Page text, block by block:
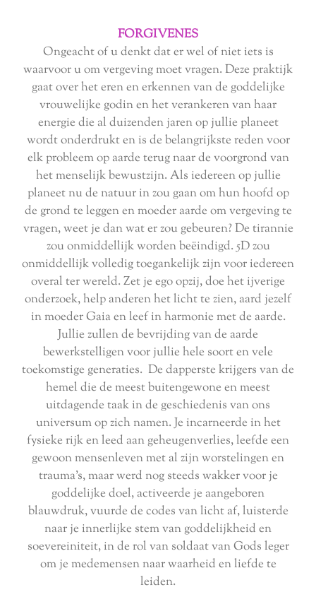
FORGIVENES
Ongeacht of u denkt dat er wel of niet iets is
waarvoor u om vergeving moet vragen. Deze praktijk
gaat over het eren en erkennen van de goddelijke
vrouwelijke godin en het verankeren van haar
energie die al duizenden jaren op jullie planeet
wordt onderdrukt en is de belangrijkste reden voor
elk probleem op aarde terug naar de voorgrond van
het menselijk bewustzijn. Als iedereen op jullie
planeet nu de natuur in zou gaan om hun hoofd op
de grond te leggen en moeder aarde om vergeving te
vragen, weet je dan wat er zou gebeuren? De tirannie
zou onmiddellijk worden beëindigd. 5D zou
onmiddellijk volledig toegankelijk zijn voor iedereen
overal ter wereld. Zet je ego opzij, doe het ijverige
onderzoek, help anderen het licht te zien, aard jezelf
in moeder Gaia en leef in harmonie met de aarde.
Jullie zullen de bevrijding van de aarde
bewerkstelligen voor jullie hele soort en vele
toekomstige generaties. De dapperste krijgers van de
hemel die de meest buitengewone en meest
uitdagende taak in de geschiedenis van ons
universum op zich namen. Je incarneerde in het
fysieke rijk en leed aan geheugenverlies, leefde een
gewoon mensenleven met al zijn worstelingen en
trauma's, maar werd nog steeds wakker voor je
goddelijke doel, activeerde je aangeboren
blauwdruk, vuurde de codes van licht af, luisterde
naar je innerlijke stem van goddelijkheid en
soevereiniteit, in de rol van soldaat van Gods leger
om je medemensen naar waarheid en liefde te
leiden.